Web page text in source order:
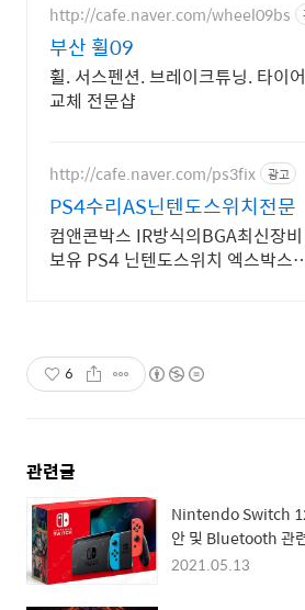
http://cafe.naver.com/wheel09bs
부산 휠09
휠. 서스펜션. 브레이크튜닝. 타이어
교체 전문샵
http://cafe.naver.com/ps3fix 광고
PS4수리AS닌텐도스위치전문
컴앤콘박스 IR방식의BGA최신장비
보유 PS4 닌텐도스위치 엑스박스
6
관련글
Nintendo Switch
안 및 Bluetooth 관
2021.05.13